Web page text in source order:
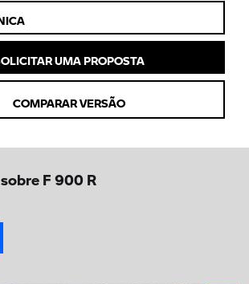
UMA PROPOSTA
COMPARAR VERSÃO
F 900 R